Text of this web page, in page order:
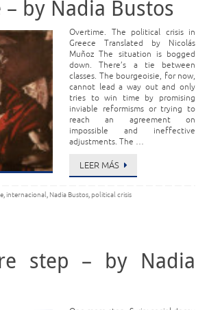
by Nadia Bustos
Overtime. The political crisis in
Greece Translated by Nicolás
Muñoz The situation is bogged
down. There’s a tie between
classes. The bourgeoisie, for now,
cannot lead a way out and only
tries to win time by promising
inviable reformisms or trying to
reach an agreement on
impossible and ineffective
adjustments. The …
LEER MÁS
,internacional, Nadia Bustos, political crisis
step – by Nadia